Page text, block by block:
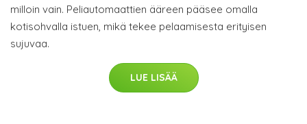
milloin vain. Peliautomaattien ääreen pääsee omalla
kotisohvalla istuen, mikä tekee pelaamisesta erityisen
sujuvaa.
LUE LISÄÄ